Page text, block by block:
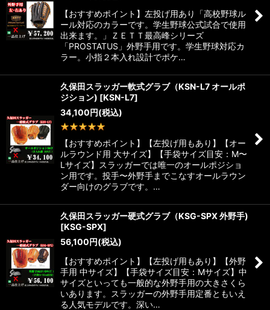
【おすすめポイント】左投げ用あり「高校野球ル
ール対応のカラーです。学生野球公式試合で使用
出来ます。」ＺＥＴＴ最高峰シリーズ
「PROSTATUS」外野手用です。学生野球対応カ
ラー。小指２本入れ設計でポケ…
久保田スラッガー軟式グラブ（KSN-L7 オールポ
ジション) [KSN-L7]
34,100円(税込)
【おすすめポイント】【左投げ用もあり】【オー
ルラウンド用 大サイズ】【手袋サイズ目安：M〜
Lサイズ】スラッガーでは唯一のオールポジショ
ン用です。投手〜外野手までこなすオールラウン
ダー向けのグラブです。…
久保田スラッガー硬式グラブ（KSG-SPX 外野手)
[KSG-SPX]
56,100円(税込)
【おすすめポイント】【左投げ用もあり】【外野
手用 中サイズ】【手袋サイズ目安：Mサイズ】中
サイズといっても一般的な外野手用の大きさくら
いあります。スラッガーの外野手用定番ともいえ
る人気モデルです。深い…